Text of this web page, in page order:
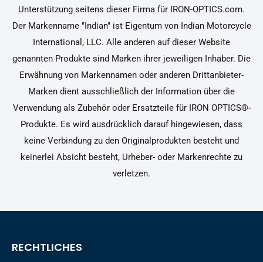
Unterstützung seitens dieser Firma für IRON-OPTICS.com.
Der Markenname "Indian" ist Eigentum von Indian Motorcycle
International, LLC. Alle anderen auf dieser Website
genannten Produkte sind Marken ihrer jeweiligen Inhaber. Die
Erwähnung von Markennamen oder anderen Drittanbieter-
Marken dient ausschließlich der Information über die
Verwendung als Zubehör oder Ersatzteile für IRON OPTICS®-
Produkte. Es wird ausdrücklich darauf hingewiesen, dass
keine Verbindung zu den Originalprodukten besteht und
keinerlei Absicht besteht, Urheber- oder Markenrechte zu
verletzen.
RECHTLICHES